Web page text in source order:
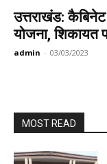
उत्तराखंड:
योजना, शिकायत
admin - 03/03/2023
MOST READ